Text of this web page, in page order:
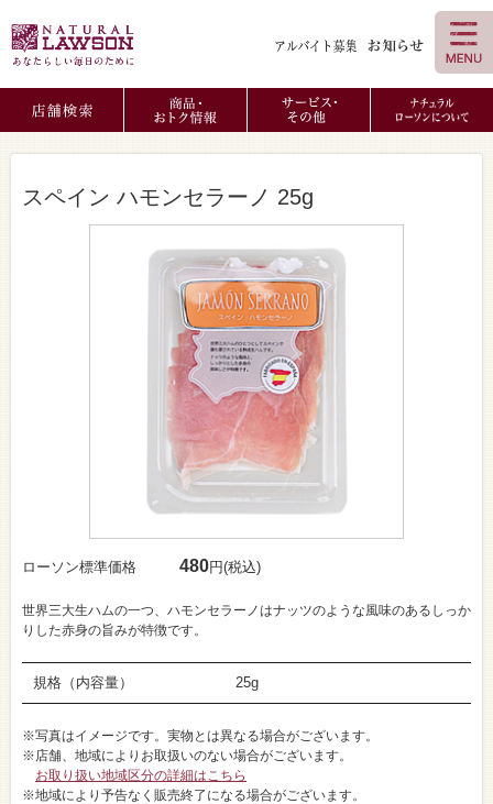
スペイン ハモンセラーノ 25g
ローソン標準価格 480円(税込)
世界三大生ハムの一つ、ハモンセラーノはナッツのような風味のあるしっか
りした赤身の旨みが特徴です。
規格（内容量） 25g
※写真はイメージです。実物とは異なる場合がございます。
※店舗、地域によりお取扱いのない場合がございます。
お取り扱い地域区分の詳細はこちら
※地域により予告なく販売終了になる場合がございます。